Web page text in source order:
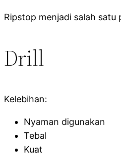
Ripstop menjadi salah
Drill
Kelebihan:
Nyaman digunakan
Tebal
Kuat